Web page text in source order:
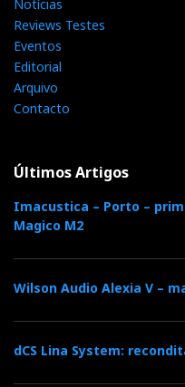
Notícias
Reviews Testes
Eventos
Editorial
Arquivo
Contacto
Últimos Artigos
Imacustica – Porto –
Magico M2
Wilson Audio Alexia V –
dCS Lina System: